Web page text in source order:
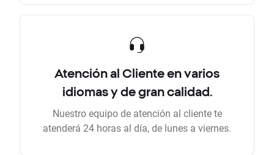
Atención al Cliente en varios
idiomas y de gran calidad.
Nuestro equipo de atención al cliente te
atenderá 24 horas al día, de lunes a viernes.